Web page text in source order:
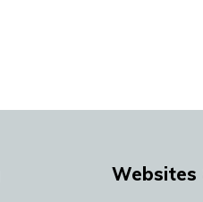
Websites